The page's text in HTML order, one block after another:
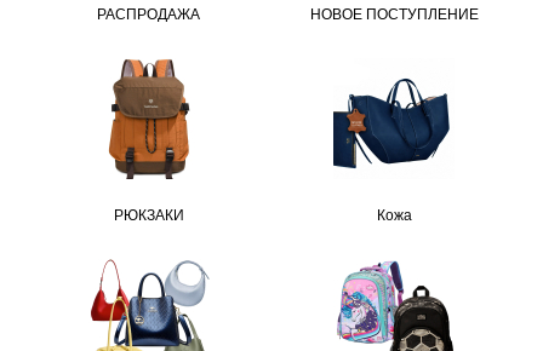
РАСПРОДАЖА НОВОЕ ПОСТУПЛЕНИЕ
РЮКЗАКИ Кожа